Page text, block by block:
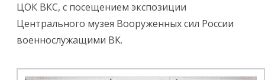
ЦОК ВКС, с посещением экспозиции
Центрального музея Вооруженных сил России
военнослужащими ВК.